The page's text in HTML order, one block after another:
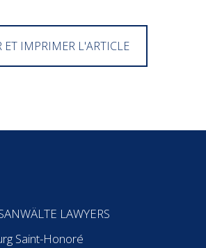
ET IMPRIMER L'ARTICLE
LAWYERS
Saint-Honoré